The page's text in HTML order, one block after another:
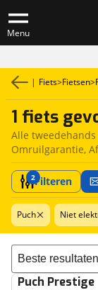
Menu
| Fiets>Fietsen>
1 fiets
Alle
Omruilgarantie,
2Filteren
Puch Niet
Sorteer
Puch Prestige